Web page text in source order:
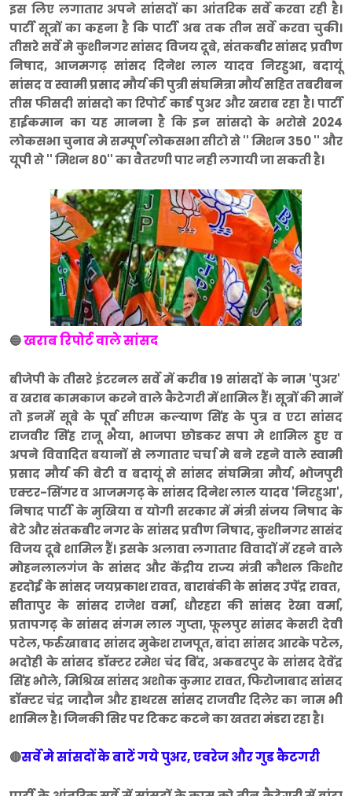
इस लिए लगातार अपने सांसदों का आंतरिक सर्वे करवा रही है।
पार्टी सूत्रों का कहना है कि पार्टी अब तक तीन सर्वे करवा चुकी।
तीसरे सर्वे मे कुशीनगर सांसद विजय दूबे, संतकबीर सांसद प्रवीण
निषाद, आजमगढ़ सांसद दिनेश लाल यादव निरहुआ, बदायूं
सांसद व स्वामी प्रसाद मौर्य की पुत्री संघमित्रा मौर्य सहित तबरीबन
तीस फीसदी सांसदो का रिपोर्ट कार्ड पुअर और खराब रहा है। पार्टी
हाईकमान का यह मानना है कि इन सांसदो के भरोसे 2024
लोकसभा चुनाव मे सम्पूर्ण लोकसभा सीटो से '' मिशन 350 '' और
यूपी से '' मिशन 80'' का वैतरणी पार नही लगायी जा सकती है।
🔵खराब रिपोर्ट वाले सांसद
बीजेपी के तीसरे इंटरनल सर्वे में करीब 19 सांसदों के नाम 'पुअर'
व खराब कामकाज करने वाले कैटेगरी में शामिल हैं। सूत्रों की मानें
तो इनमें सूबे के पूर्व सीएम कल्याण सिंह के पुत्र व एटा सांसद
राजवीर सिंह राजू भैया, भाजपा छोडकर सपा मे शामिल हुए व
अपने विवादित बयानों से लगातार चर्चा मे बने रहने वाले स्वामी
प्रसाद मौर्य की बेटी व बदायूं से सांसद संघमित्रा मौर्य, ​भोजपुरी
एक्टर-सिंगर व आजमगढ़ के सांसद दिनेश लाल यादव 'निरहुआ',
निषाद पार्टी के मुखिया व योगी सरकार में मंत्री संजय निषाद के
बेटे और संतकबीर नगर के सांसद प्रवीण निषाद, कुशीनगर सासंद
विजय दूबे शामिल हैं। इसके अलावा लगातार विवादों में रहने वाले
मोहनलालगंज के सांसद और केंद्रीय राज्य मंत्री कौशल किशोर
हरदोई के सांसद जयप्रकाश रावत, बाराबंकी के सांसद उपेंद्र रावत,
सीतापुर के सांसद राजेश वर्मा, धौरहरा की सांसद रेखा वर्मा,
प्रतापगढ़ के सांसद संगम लाल गुप्ता, फूलपुर सांसद केसरी देवी
पटेल, फर्रुखाबाद सांसद मुकेश राजपूत, बांदा सांसद आरके पटेल,
भदोही के सांसद डॉक्टर रमेश चंद बिंद, अकबरपुर के सांसद देवेंद्र
सिंह भोले, मिश्रिख सांसद अशोक कुमार रावत, फिरोजाबाद सांसद
डॉक्टर चंद्र जादौन और हाथरस सांसद राजवीर दिलेर का नाम भी
शामिल है। जिनकी सिर पर टिकट कटने का खतरा मंडरा रहा है।
🔴सर्वे मे सांसदों के बाटें गये पुअर, एवरेज और गुड कैटगरी